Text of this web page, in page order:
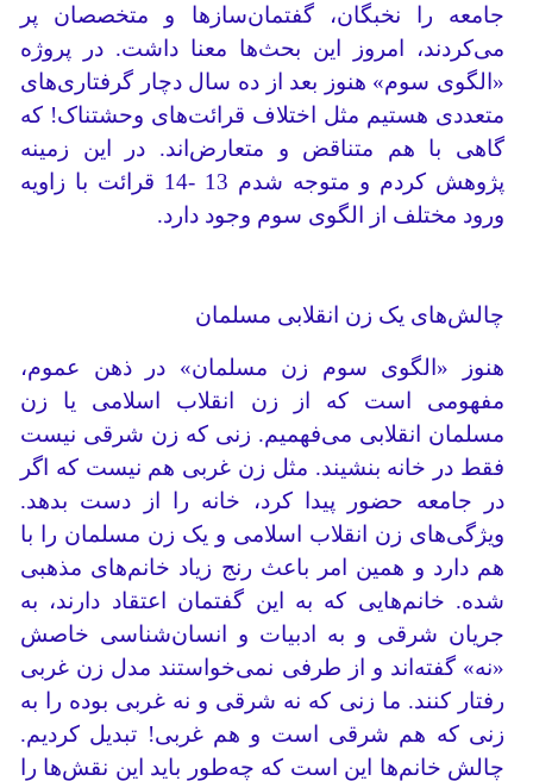
جامعه را نخبگان، گفتمان‌سازها و متخصصان پر
می‌کردند، امروز این بحث‌ها معنا داشت. در پروژه
«الگوی سوم» هنوز بعد از ده سال دچار گرفتاری‌های
متعددی هستیم مثل اختلاف قرائت‌های وحشتناک! که
گاهی با هم متناقض و متعارض‌اند. در این زمینه
پژوهش کردم و متوجه شدم 13 -14 قرائت با زاویه
ورود مختلف از الگوی سوم وجود دارد.
چالش‌های یک زن انقلابی مسلمان
هنوز «الگوی سوم زن مسلمان» در ذهن عموم،
مفهومی است که از زن انقلاب اسلامی یا زن
مسلمان انقلابی می‌فهمیم. زنی که زن شرقی نیست
فقط در خانه بنشیند. مثل زن غربی هم نیست که اگر
در جامعه حضور پیدا کرد، خانه را از دست بدهد.
ویژگی‌های زن انقلاب اسلامی و یک زن مسلمان را با
هم دارد و همین امر باعث رنج زیاد خانم‌های مذهبی
شده. خانم‌هایی که به این گفتمان اعتقاد دارند، به
جریان شرقی و به ادبیات و انسان‌شناسی خاصش
«نه» گفته‌اند و از طرفی نمی‌خواستند مدل زن غربی
رفتار کنند. ما زنی که نه شرقی و نه غربی بوده را به
زنی که هم شرقی است و هم غربی! تبدیل کردیم.
چالش خانم‌ها این است که چه‌طور باید این نقش‌ها را